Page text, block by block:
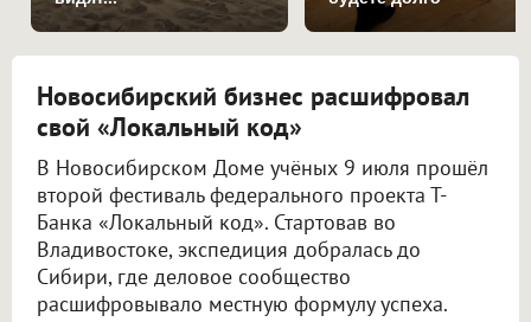
Новосибирский бизнес расшифровал
свой «Локальный код»
В Новосибирском Доме учёных 9 июля прошёл
второй фестиваль федерального проекта Т-
Банка «Локальный код». Стартовав во
Владивостоке, экспедиция добралась до
Сибири, где деловое сообщество
расшифровывало местную формулу успеха.